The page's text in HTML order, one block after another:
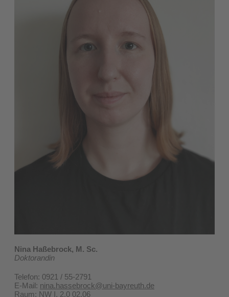
Nina Haßebrock, M. Sc.
Doktorandin
Telefon: 0921 / 55-2791
E-Mail: nina.hassebrock@uni-bayreuth.de
​Raum: NW I, 2.0 02.06